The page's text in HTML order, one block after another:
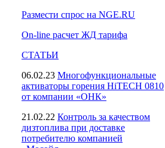
Размести спрос на NGE.RU
On-line расчет ЖД тарифа
СТАТЬИ
06.02.23 Многофункциональные
активаторы горения HiTECH 0810
от компании «ОНК»
21.02.22 Контроль за качеством
дизтоплива при доставке
потребителю компанией